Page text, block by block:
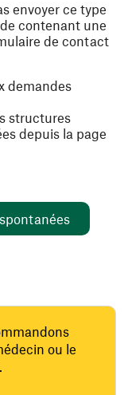
envoyer ce type
contenant une
de contact
demandes
structures
depuis la page
ou le